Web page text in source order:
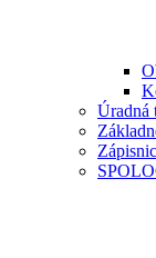
Úradná